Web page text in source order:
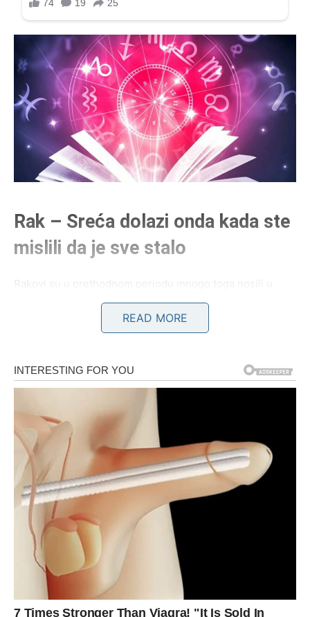
Rak – Sreća dolazi onda kada ste
mislili da je sve stalo
Rakovi su u prethodnom periodu mnogo toga nosili u
sebi. Ćutali ste kada vam je bilo najteže, pokušavali da
budete jaki čak i onda kada ste se osjećali slomljeno.
Međutim, druga polovina maja donosi vam olakšanje i
Pred vama su dani u kojima će emocije biti snažne, ali
lijepe. Mnogi Rakovi će dobiti poruku ili poziv koji će ih
iznenaditi. Osoba iz prošlosti mogla bi ponovo ući u vaš
život, ali ovoga puta sa iskrenijim namjerama. Oni koji su
usamljeni mogli bi upoznati nekoga ko će ih osvojiti
pažnjom i toplinom.
Na polju finansija dolazi stabilizacija. Neki Rakovi će
riješiti problem koji ih dugo opterećuje, dok će drugi
dobiti priliku za dodatnu zaradu ili poslovni napredak.
Najvažnije je da ćete ponovo osjetiti sigurnost.
Zvijezde vam poručuju da više ne sumnjate u sebe.
READ MORE